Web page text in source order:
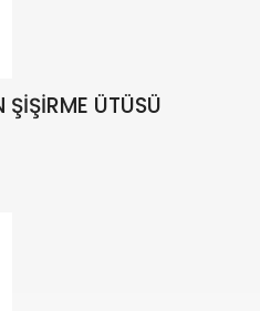
ŞİŞİRME ÜTÜSÜ